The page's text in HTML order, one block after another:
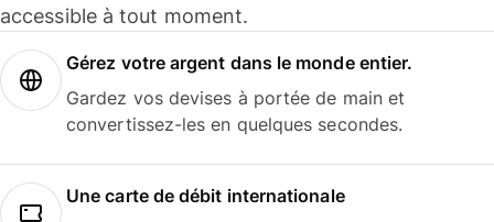
accessible à tout moment.
Gérez votre argent dans le monde entier.
Gardez vos devises à portée de main et
convertissez-les en quelques secondes.
Une carte de débit internationale